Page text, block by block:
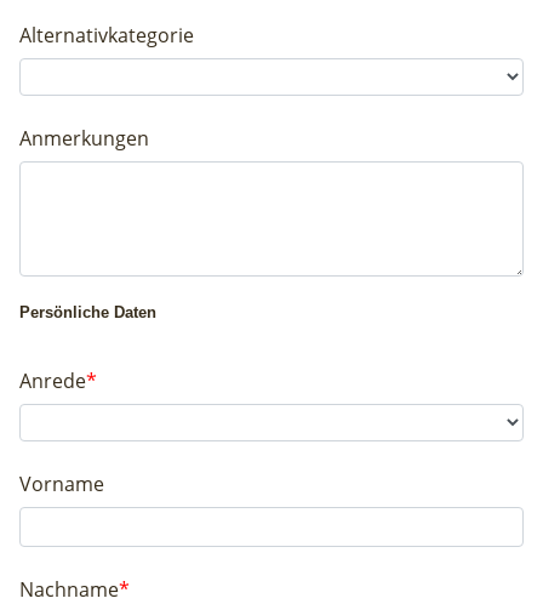
Alternativ­kategorie
Anmerkungen
Persönliche Daten
Anrede*
Vorname
Nachname*